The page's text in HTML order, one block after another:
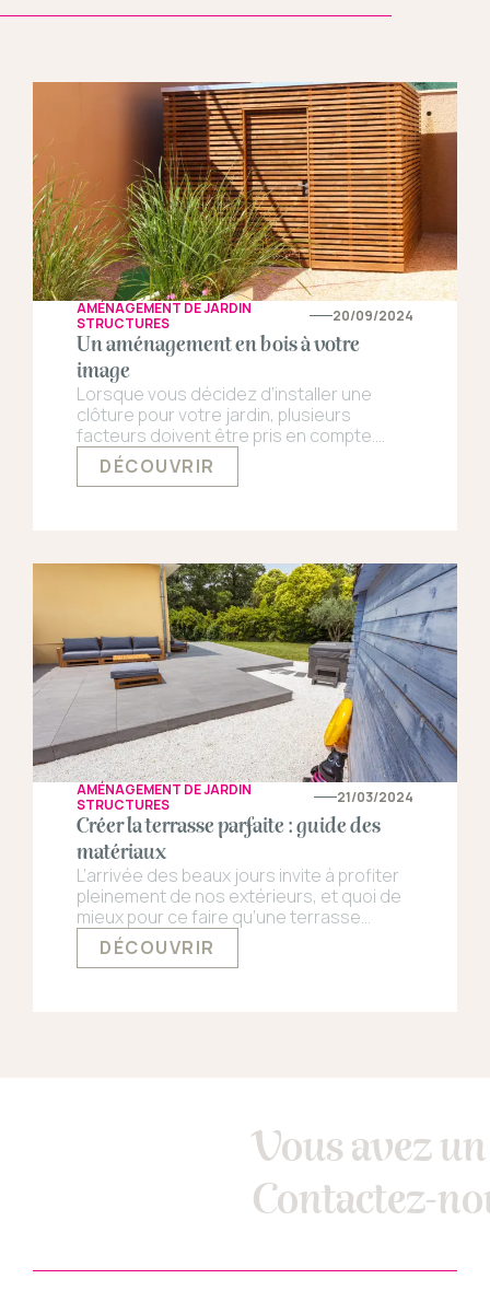
AMÉNAGEMENT DE JARDIN
STRUCTURES
20/09/2024
Un aménagement en bois à votre
image
Lorsque vous décidez d’installer une
clôture pour votre jardin, plusieurs
facteurs doivent être pris en compte.
Esthétique, sécurité, budget et entretien
sont autant de critères à considérer.
pour votre espace extérieur.
DÉCOUVRIR
AMÉNAGEMENT DE JARDIN
STRUCTURES
21/03/2024
Créer la terrasse parfaite : guide des
matériaux
L’arrivée des beaux jours invite à profiter
pleinement de nos extérieurs, et quoi de
mieux pour ce faire qu’une terrasse
accueillante ?
DÉCOUVRIR
Vous avez
Contactez-